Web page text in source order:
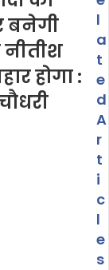
बनेगी
नीतीश
होगा :
l
a
t
e
d
A
r
t
i
c
l
e
s